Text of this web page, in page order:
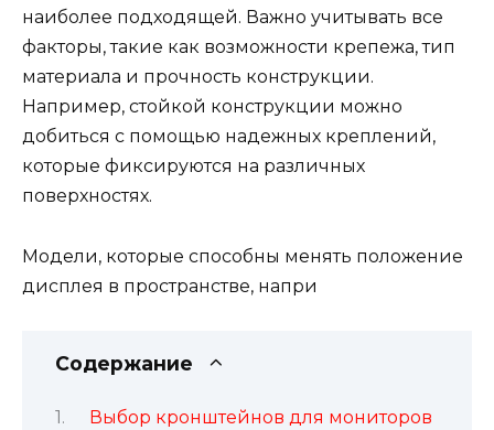
наиболее подходящей. Важно учитывать все
факторы, такие как возможности крепежа, тип
материала и прочность конструкции.
Например, стойкой конструкции можно
добиться с помощью надежных креплений,
которые фиксируются на различных
поверхностях.
Модели, которые способны менять положение
дисплея в пространстве, напри
Содержание
Выбор кронштейнов для мониторов